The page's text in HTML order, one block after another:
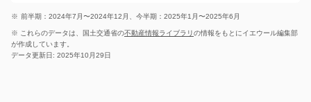
※ 前半期：2024年7月〜2024年12月、今半期：2025年1月〜2025年6月
※ これらのデータは、国土交通省の不動産情報ライブラリの情報をもとにイエウール編集部
が作成しています。
データ更新日: 2025年10月29日